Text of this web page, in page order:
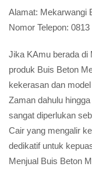
Alamat: Mekarwangi
Nomor Telepon: 0813
Jika KAmu berada di
produk Buis Beton
kekerasan dan
Zaman dahulu
sangat diperlukan
Cair yang mengalir
dedikatif untuk
Menjual Buis Beton